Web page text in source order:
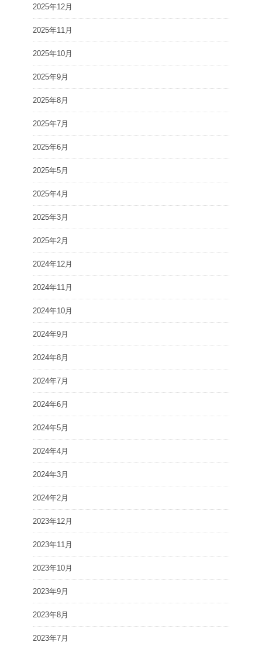
2025年12月
2025年11月
2025年10月
2025年9月
2025年8月
2025年7月
2025年6月
2025年5月
2025年4月
2025年3月
2025年2月
2024年12月
2024年11月
2024年10月
2024年9月
2024年8月
2024年7月
2024年6月
2024年5月
2024年4月
2024年3月
2024年2月
2023年12月
2023年11月
2023年10月
2023年9月
2023年8月
2023年7月